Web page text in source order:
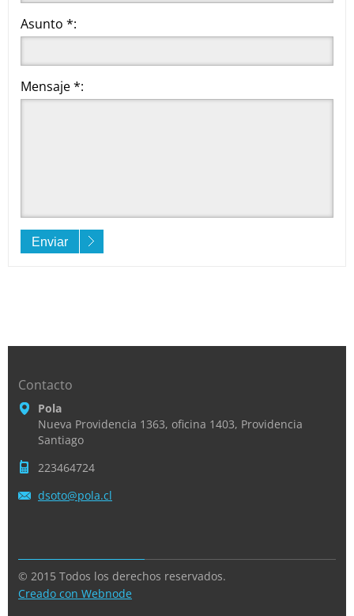
Asunto *:
Mensaje *:
Enviar
Contacto
Pola
Nueva Providencia 1363, oficina 1403, Providencia
Santiago
223464724
dsoto@pola.cl
© 2015 Todos los derechos reservados.
Creado con Webnode